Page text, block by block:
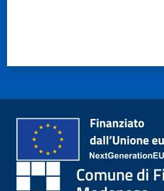
Comune di